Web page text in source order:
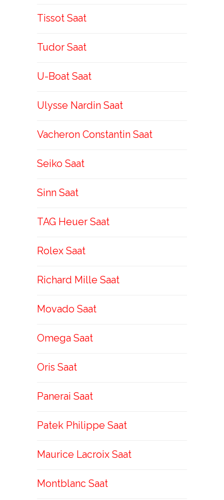
Tissot Saat
Tudor Saat
U-Boat Saat
Ulysse Nardin Saat
Vacheron Constantin Saat
Seiko Saat
Sinn Saat
TAG Heuer Saat
Rolex Saat
Richard Mille Saat
Movado Saat
Omega Saat
Oris Saat
Panerai Saat
Patek Philippe Saat
Maurice Lacroix Saat
Montblanc Saat